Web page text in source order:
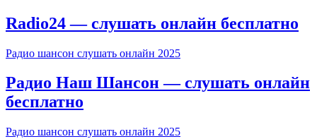
Radio24 — слушать онлайн бесплатно
Радио шансон слушать онлайн 2025
Радио Наш Шансон — слушать онлайн
бесплатно
Радио шансон слушать онлайн 2025